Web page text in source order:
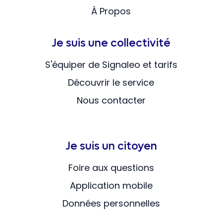
À Propos
Je suis une collectivité
S'équiper de Signaleo et tarifs
Découvrir le service
Nous contacter
Je suis un citoyen
Foire aux questions
Application mobile
Données personnelles